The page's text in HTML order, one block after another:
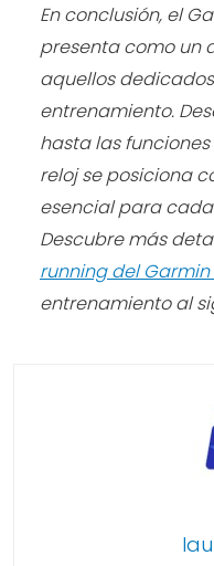
En conclusión, el
presenta como un
aquellos
entrenamiento.
hasta las
reloj se posiciona
esencial para
Descubre más
running del Garmin
entrenamiento al